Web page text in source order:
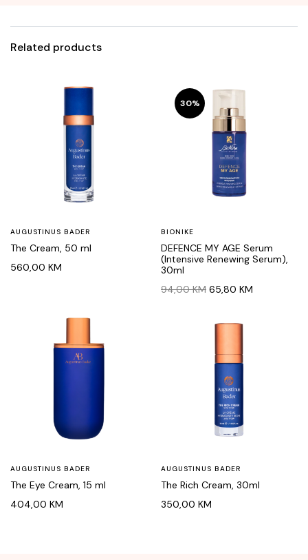
Related products
AUGUSTINUS BADER
The Cream, 50 ml
560,00 KM
30%
BIONIKE
DEFENCE MY AGE Serum
(Intensive Renewing Serum),
30ml
94,00KM Original
65,80 KM
AUGUSTINUS BADER
The Eye Cream, 15 ml
404,00 KM
AUGUSTINUS BADER
The Rich Cream, 30ml
350,00 KM